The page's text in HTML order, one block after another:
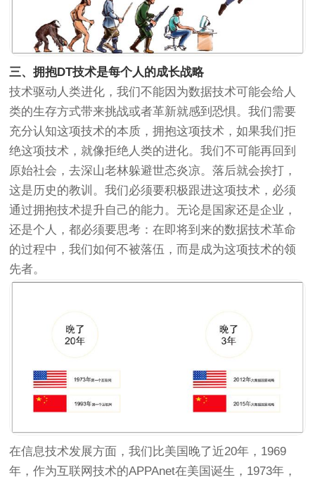
三、拥抱DT技术是每个人的成长战略
技术驱动人类进化，我们不能因为数据技术可能会给人
类的生存方式带来挑战或者革新就感到恐惧。我们需要
充分认知这项技术的本质，拥抱这项技术，如果我们拒
绝这项技术，就像拒绝人类的进化。我们不可能再回到
原始社会，去深山老林躲避世态炎凉。落后就会挨打，
这是历史的教训。我们必须要积极跟进这项技术，必须
通过拥抱技术提升自己的能力。无论是国家还是企业，
还是个人，都必须要思考：在即将到来的数据技术革命
的过程中，我们如何不被落伍，而是成为这项技术的领
先者。
在信息技术发展方面，我们比美国晚了近20年，1969
年，作为互联网技术的APPAnet在美国诞生，1973年，